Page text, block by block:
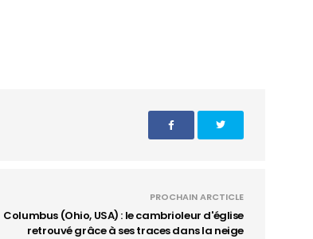
PROCHAIN ARCTICLE
Columbus (Ohio, USA) : le cambrioleur d'église
retrouvé grâce à ses traces dans la neige